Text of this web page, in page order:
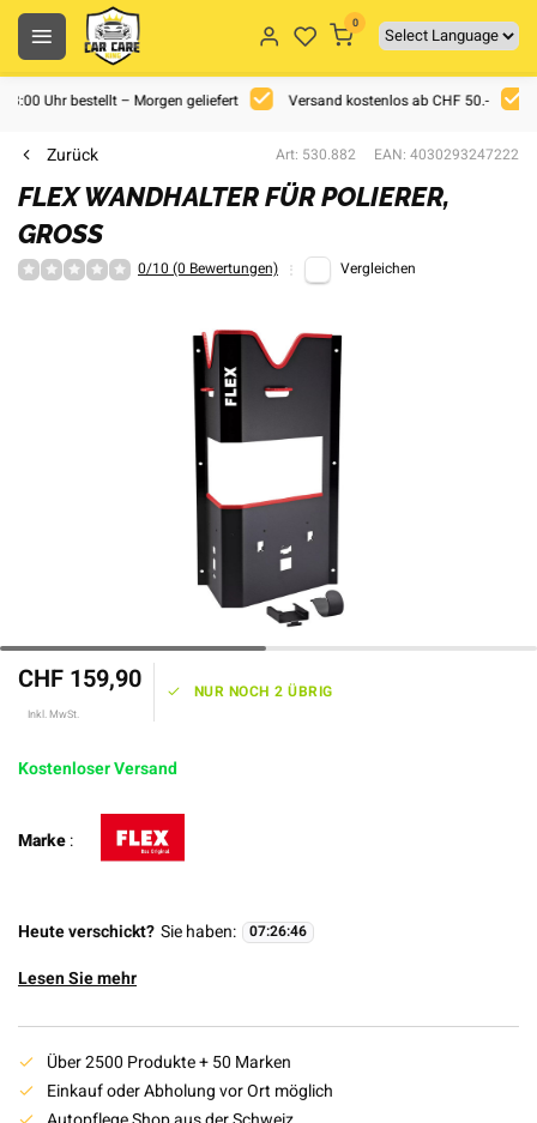
0
Uhr bestellt – Morgen geliefert Versand kostenlos ab CHF 50.-
Zurück Art: 530.882 EAN: 4030293247222
FLEX WANDHALTER FÜR POLIERER,
GROSS
0/10 (0 Bewertungen) Vergleichen
CHF 159,90
Inkl. MwSt.
NUR NOCH 2 ÜBRIG
Kostenloser Versand
Marke:
Heute verschickt? Sie haben: 07:26:46
Lesen Sie mehr
Über 2500 Produkte + 50 Marken
Einkauf oder Abholung vor Ort möglich